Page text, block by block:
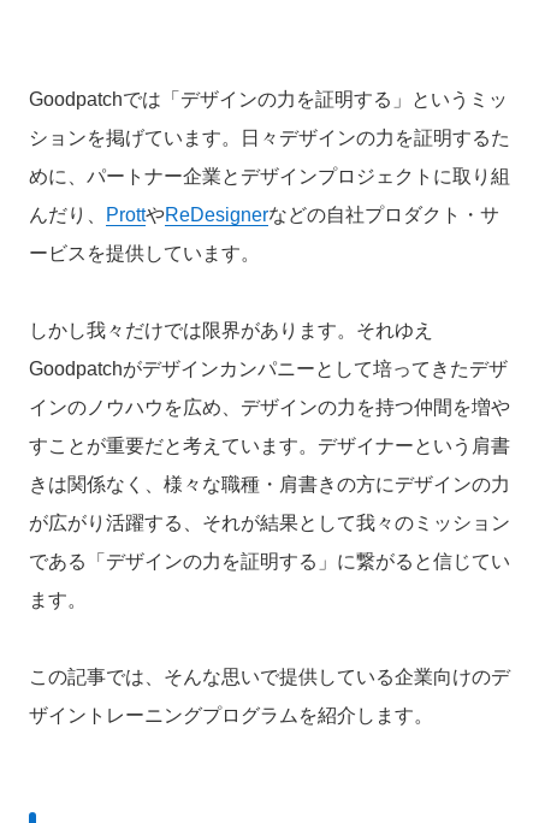
Goodpatchでは「デザインの力を証明する」というミッ
ションを掲げています。日々デザインの力を証明するた
めに、パートナー企業とデザインプロジェクトに取り組
んだり、
ProttやReDesignerなどの自社プロダクト・サ
ービスを提供しています。
しかし我々だけでは限界があります。それゆえ
Goodpatchがデザインカンパニーとして培ってきたデザ
インのノウハウを広め、デザインの力を持つ仲間を増や
すことが重要だと考えています。デザイナーという肩書
きは関係なく、様々な職種・肩書きの方にデザインの力
が広がり活躍する、それが結果として我々のミッション
である「デザインの力を証明する」に繋がると信じてい
ます。
この記事では、そんな思いで提供している企業向けのデ
ザイントレーニングプログラムを紹介します。